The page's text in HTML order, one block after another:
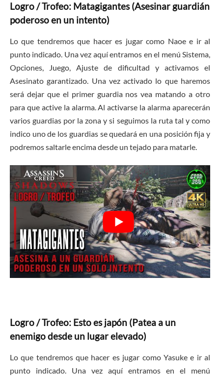
Logro / Trofeo: Matagigantes (Asesinar guardián
poderoso en un intento)
Lo que tendremos que hacer es jugar como Naoe e ir al
punto indicado. Una vez aquí entramos en el menú Sistema,
Opciones, Juego, Ajuste de dificultad y activamos el
Asesinato garantizado. Una vez activado lo que haremos
será dejar que el primer guardia nos vea matando a otro
para que active la alarma. Al activarse la alarma aparecerán
varios guardias por la zona y si seguimos la ruta tal y como
indico uno de los guardias se quedará en una posición fija y
podremos saltarle encima desde un tejado para matarle.
Logro / Trofeo: Esto es japón (Patea a un
enemigo desde un lugar elevado)
Lo que tendremos que hacer es jugar como Yasuke e ir al
punto indicado. Una vez aquí entramos en el menú